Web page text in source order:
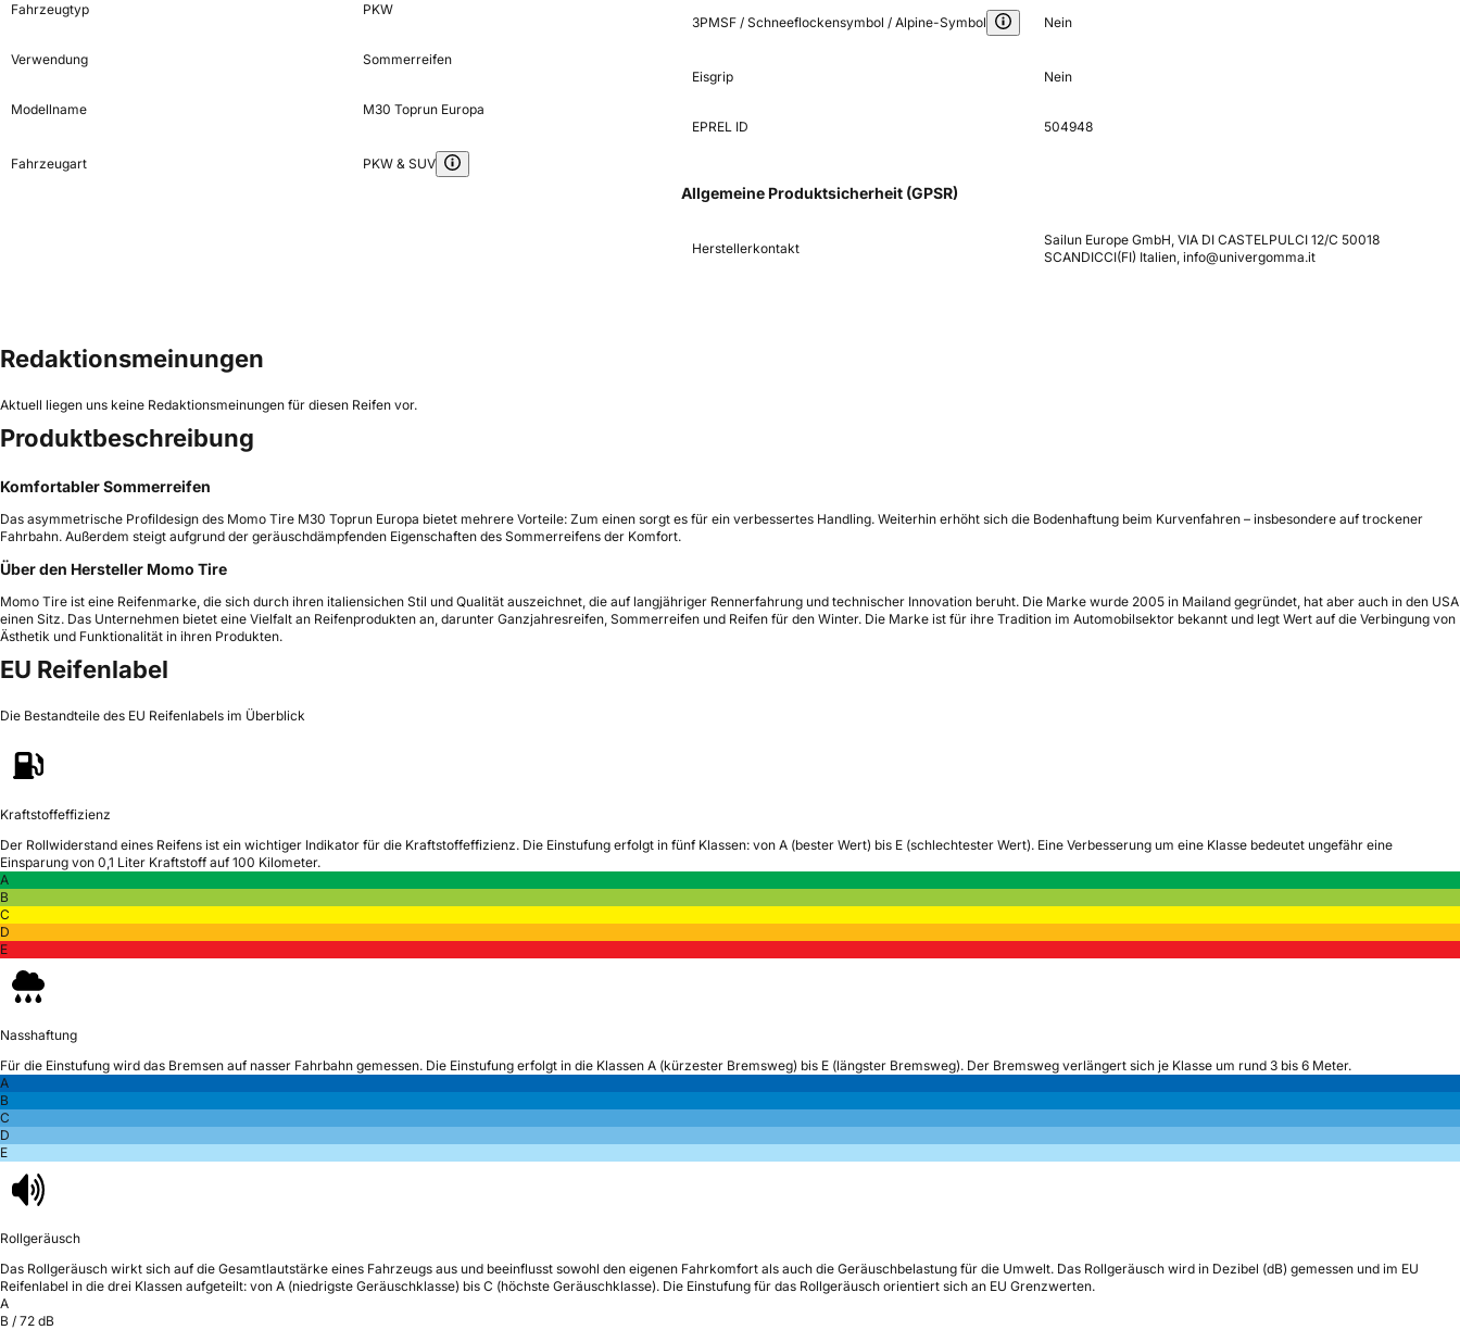
Fahrzeugtyp PKW
Verwendung Sommerreifen
Modellname M30 Toprun Europa
Fahrzeugart PKW & SUV
3PMSF / Schneeflockensymbol / Alpine-Symbol Nein
Eisgrip Nein
EPREL ID 504948
Allgemeine Produktsicherheit (GPSR)
Herstellerkontakt
Sailun Europe GmbH, VIA DI CASTELPULCI 12/C 50018
SCANDICCI(FI) Italien, info@univergomma.it
Redaktionsmeinungen
Aktuell liegen uns keine Redaktionsmeinungen für diesen Reifen vor.
Produktbeschreibung
Komfortabler Sommerreifen
Das asymmetrische Profildesign des Momo Tire M30 Toprun Europa bietet mehrere Vorteile: Zum einen sorgt es für ein verbessertes Handling. Weiterhin erhöht sich die Bodenhaftung beim Kurvenfahren – insbesondere auf trockener
Fahrbahn. Außerdem steigt aufgrund der geräuschdämpfenden Eigenschaften des Sommerreifens der Komfort.
Über den Hersteller Momo Tire
Momo Tire ist eine Reifenmarke, die sich durch ihren italiensichen Stil und Qualität auszeichnet, die auf langjähriger Rennerfahrung und technischer Innovation beruht. Die Marke wurde 2005 in Mailand gegründet, hat aber auch in den USA
einen Sitz. Das Unternehmen bietet eine Vielfalt an Reifenprodukten an, darunter Ganzjahresreifen, Sommerreifen und Reifen für den Winter. Die Marke ist für ihre Tradition im Automobilsektor bekannt und legt Wert auf die Verbingung von
Ästhetik und Funktionalität in ihren Produkten.
EU Reifenlabel
Die Bestandteile des EU Reifenlabels im Überblick
Kraftstoffeffizienz
Der Rollwiderstand eines Reifens ist ein wichtiger Indikator für die Kraftstoffeffizienz. Die Einstufung erfolgt in fünf Klassen: von A (bester Wert) bis E (schlechtester Wert). Eine Verbesserung um eine Klasse bedeutet ungefähr eine
Einsparung von 0,1 Liter Kraftstoff auf 100 Kilometer.
A
B
C
D
E
Nasshaftung
Für die Einstufung wird das Bremsen auf nasser Fahrbahn gemessen. Die Einstufung erfolgt in die Klassen A (kürzester Bremsweg) bis E (längster Bremsweg). Der Bremsweg verlängert sich je Klasse um rund 3 bis 6 Meter.
A
B
C
D
E
Rollgeräusch
Das Rollgeräusch wirkt sich auf die Gesamtlautstärke eines Fahrzeugs aus und beeinflusst sowohl den eigenen Fahrkomfort als auch die Geräuschbelastung für die Umwelt. Das Rollgeräusch wird in Dezibel (dB) gemessen und im EU
Reifenlabel in die drei Klassen aufgeteilt: von A (niedrigste Geräuschklasse) bis C (höchste Geräuschklasse). Die Einstufung für das Rollgeräusch orientiert sich an EU Grenzwerten.
A
B / 72 dB